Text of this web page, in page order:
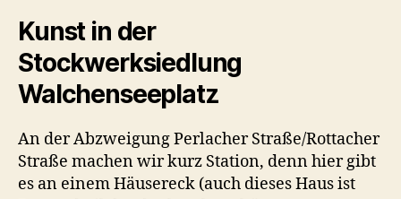
Kunst in der
Stockwerksiedlung
Walchenseeplatz
An der Abzweigung Perlacher Straße/Rottacher
Straße machen wir kurz Station, denn hier gibt
es an einem Häusereck (auch dieses Haus ist